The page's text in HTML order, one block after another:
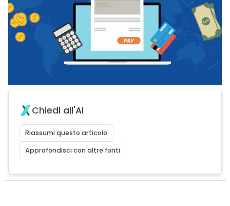
Chiedi all'AI
Riassumi questo articolo
Approfondisci con altre fonti